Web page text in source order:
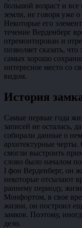
большой возраст и
земли, не говоря уже
Некоторые его
течение Верденберг
отремонтирован и
позволяет сказать,
самых хорошо
интересное место со
видом.
История
Самые первые года
записей не осталась,
собирали данные о
архитектурные
смогли выстроить
слово было началом
I фон Верденберг, он
некоторые отсылают
раннему периоду,
Монфортом, в свое
жизни, он построил
замков. Поэтому,
дело.